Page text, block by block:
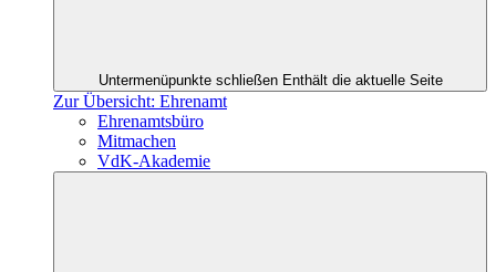
Untermenüpunkte schließen Enthält die aktuelle Seite
Zur Übersicht: Ehrenamt
Ehrenamtsbüro
Mitmachen
VdK-Akademie